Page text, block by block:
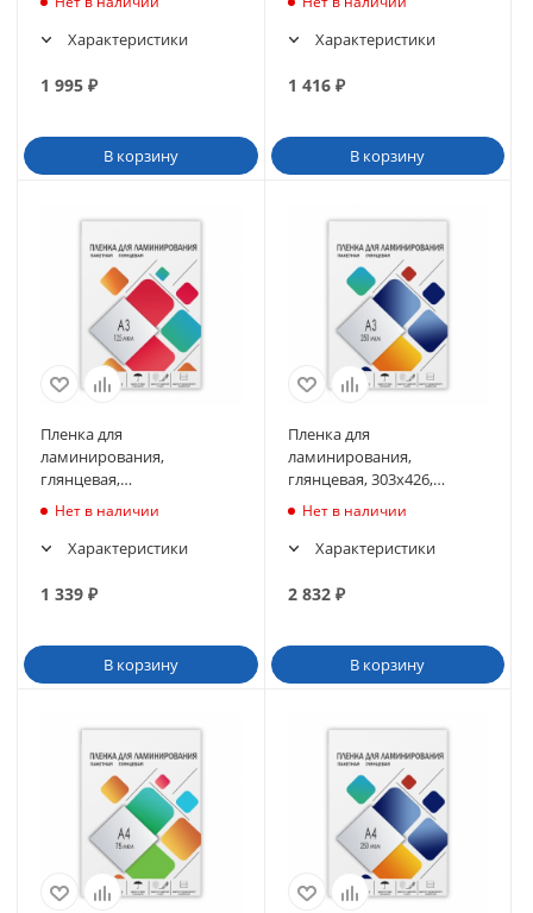
Характеристики
1 995 ₽
В корзину
Характеристики
1 416₽
В корзину
Пленка для
ламинирования,
глянцевая,
303х426,125мкм
Нет в наличии
Характеристики
1 339 ₽
В корзину
Пленка для
ламинирования,
глянцевая, 303х426,
250мкм
Нет в наличии
Характеристики
2 832₽
В корзину